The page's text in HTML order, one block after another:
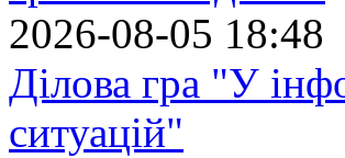
2026-08-05 18:48
Ділова гра "У
ситуацій"